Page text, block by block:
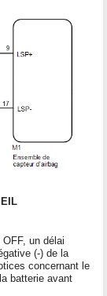
un délai
(-) de la
concernant le
batterie avant